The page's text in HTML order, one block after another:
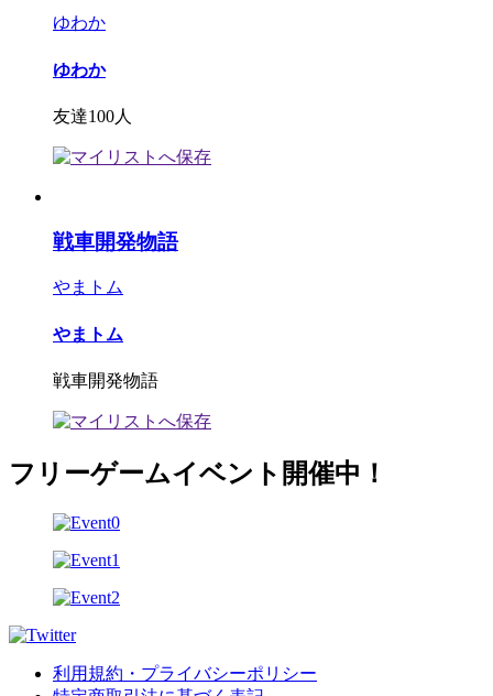
ゆわか
ゆわか
友達100人
戦車開発物語
やまトム
やまトム
戦車開発物語
フリーゲームイベント開催中！
利用規約・プライバシーポリシー